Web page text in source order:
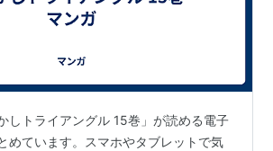
しトライアングル 15巻」が読める電子
めています。スマホやタブレットで気